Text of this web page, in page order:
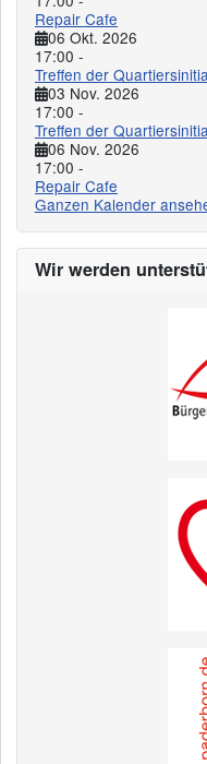
Repair Cafe
06 Okt. 2026
17:00 -
Treffen der
03 Nov. 2026
17:00 -
Treffen der
06 Nov. 2026
17:00 -
Repair Cafe
Ganzen Kalender
Wir werden